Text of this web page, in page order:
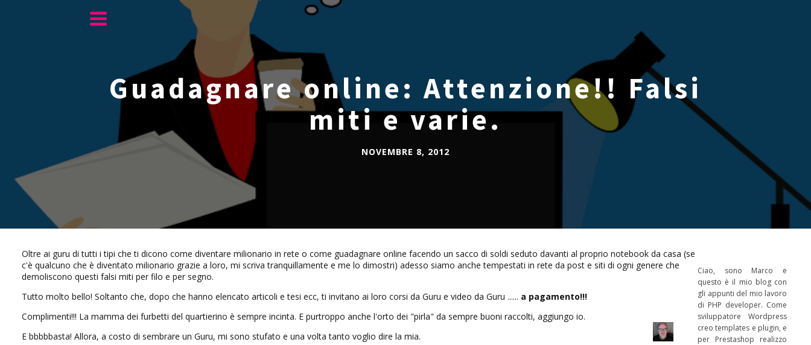
Guadagnare online: Attenzione!! Falsi
miti e varie.
NOVEMBRE 8, 2012
Oltre ai guru di tutti i tipi che ti dicono come diventare milionario in rete o come guadagnare online facendo un sacco di soldi seduto davanti al proprio notebook da casa (se
c'è qualcuno che è diventato milionario grazie a loro, mi scriva tranquillamente e me lo dimostri) adesso siamo anche tempestati in rete da post e siti di ogni genere che
demoliscono questi falsi miti per filo e per segno.
Tutto molto bello! Soltanto che, dopo che hanno elencato articoli e tesi ecc, ti invitano ai loro corsi da Guru e video da Guru ...... a pagamento!!!
Complimenti!!! La mamma dei furbetti del quartierino è sempre incinta. E purtroppo anche l'orto dei "pirla" da sempre buoni raccolti, aggiungo io.
E bbbbbasta! Allora, a costo di sembrare un Guru, mi sono stufato e una volta tanto voglio dire la mia.
Ciao, sono Marco e
questo è il mio blog con
gli appunti del mio lavoro
di PHP developer. Come
sviluppatore Wordpress
creo templates e plugin, e
per Prestashop realizzo